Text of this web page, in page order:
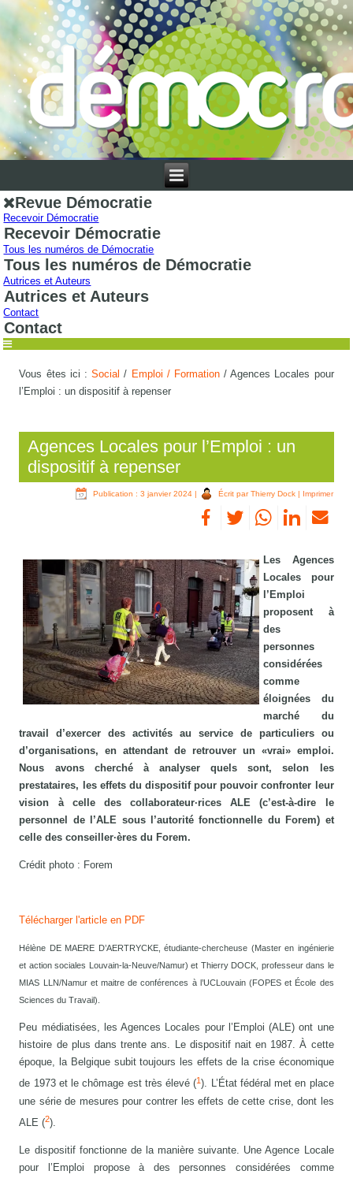
Revue Démocratie
Recevoir Démocratie
Recevoir Démocratie
Tous les numéros de Démocratie
Tous les numéros de Démocratie
Autrices et Auteurs
Autrices et Auteurs
Contact
Contact
Vous êtes ici :Social / Emploi / Formation/Agences Locales pour
l’Emploi : un dispositif à repenser
Agences Locales pour l’Emploi : un
dispositif à repenser
Publication : 3 janvier 2024| Écrit par Thierry Dock| Imprimer
Les Agences
Locales pour
l’Emploi
proposent à
des
personnes
considérées
comme
éloignées du
marché du
travail d’exercer des activités au service de particuliers ou
d’organisations, en attendant de retrouver un «vrai» emploi.
Nous avons cherché à analyser quels sont, selon les
prestataires, les effets du dispositif pour pouvoir confronter leur
vision à celle des collaborateur·rices ALE (c’est-à-dire le
personnel de l’ALE sous l’autorité fonctionnelle du Forem) et
celle des conseiller·ères du Forem.
Crédit photo : Forem
Télécharger l'article en PDF
Hélène DE MAERE D’AERTRYCKE, étudiante-chercheuse (Master en ingénierie
et action sociales Louvain-la-Neuve/Namur) et Thierry DOCK, professeur dans le
MIAS LLN/Namur et maitre de conférences à l’UCLouvain (FOPES et École des
Sciences du Travail).
Peu médiatisées, les Agences Locales pour l’Emploi (ALE) ont une
histoire de plus dans trente ans. Le dispositif nait en 1987. À cette
époque, la Belgique subit toujours les effets de la crise économique
de 1973 et le chômage est très élevé (1). L’État fédéral met en place
une série de mesures pour contrer les effets de cette crise, dont les
ALE (2).
Le dispositif fonctionne de la manière suivante. Une Agence Locale
pour l’Emploi propose à des personnes considérées comme